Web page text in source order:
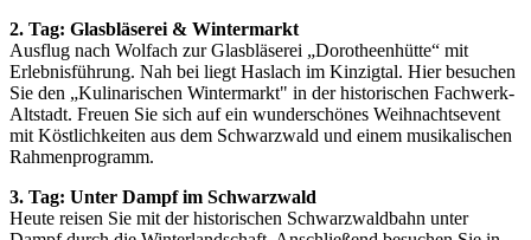
2. Tag: Glasbläserei & Wintermarkt
Ausflug nach Wolfach zur Glasbläserei „Dorotheenhütte“ mit
Erlebnisführung. Nah bei liegt Haslach im Kinzigtal. Hier besuchen
Sie den „Kulinarischen Wintermarkt" in der historischen Fachwerk-
Altstadt. Freuen Sie sich auf ein wunderschönes Weihnachtsevent
mit Köstlichkeiten aus dem Schwarzwald und einem musikalischen
Rahmenprogramm.
3. Tag: Unter Dampf im Schwarzwald
Heute reisen Sie mit der historischen Schwarzwaldbahn unter